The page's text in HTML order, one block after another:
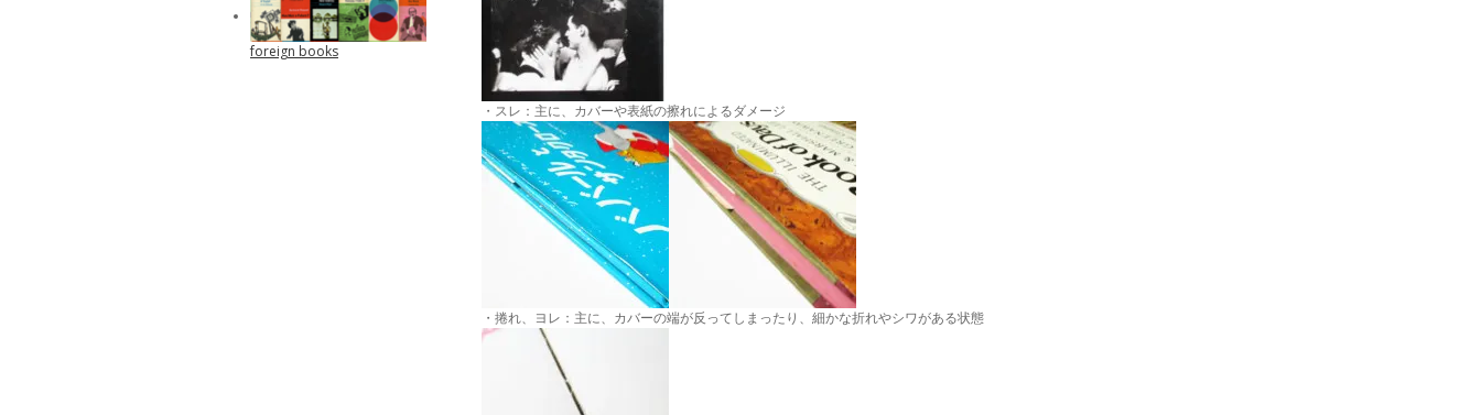
・スレ：主に、カバーや表紙の擦れによるダメージ
・捲れ、ヨレ：主に、カバーの端が反ってしまったり、細かな折れやシワがある状態
foreign books